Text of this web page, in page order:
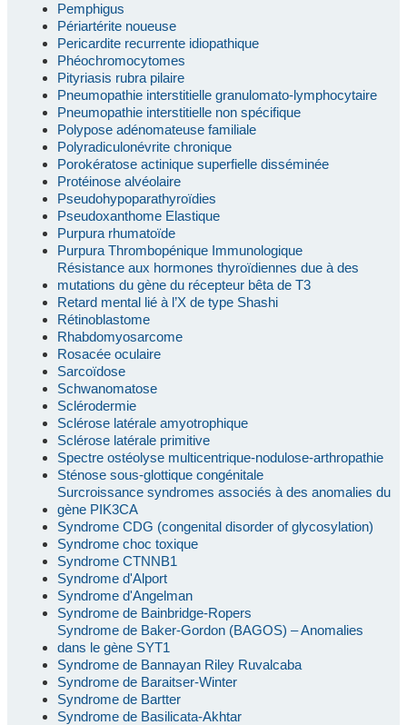
Pemphigus
Périartérite noueuse
Pericardite recurrente idiopathique
Phéochromocytomes
Pityriasis rubra pilaire
Pneumopathie interstitielle granulomato-lymphocytaire
Pneumopathie interstitielle non spécifique
Polypose adénomateuse familiale
Polyradiculonévrite chronique
Porokératose actinique superfielle disséminée
Protéinose alvéolaire
Pseudohypoparathyroïdies
Pseudoxanthome Elastique
Purpura rhumatoïde
Purpura Thrombopénique Immunologique
Résistance aux hormones thyroïdiennes due à des
mutations du gène du récepteur bêta de T3
Retard mental lié à l’X de type Shashi
Rétinoblastome
Rhabdomyosarcome
Rosacée oculaire
Sarcoïdose
Schwanomatose
Sclérodermie
Sclérose latérale amyotrophique
Sclérose latérale primitive
Spectre ostéolyse multicentrique-nodulose-arthropathie
Sténose sous-glottique congénitale
Surcroissance syndromes associés à des anomalies du
gène PIK3CA
Syndrome CDG (congenital disorder of glycosylation)
Syndrome choc toxique
Syndrome CTNNB1
Syndrome d'Alport
Syndrome d'Angelman
Syndrome de Bainbridge-Ropers
Syndrome de Baker-Gordon (BAGOS) – Anomalies
dans le gène SYT1
Syndrome de Bannayan Riley Ruvalcaba
Syndrome de Baraitser-Winter
Syndrome de Bartter
Syndrome de Basilicata-Akhtar